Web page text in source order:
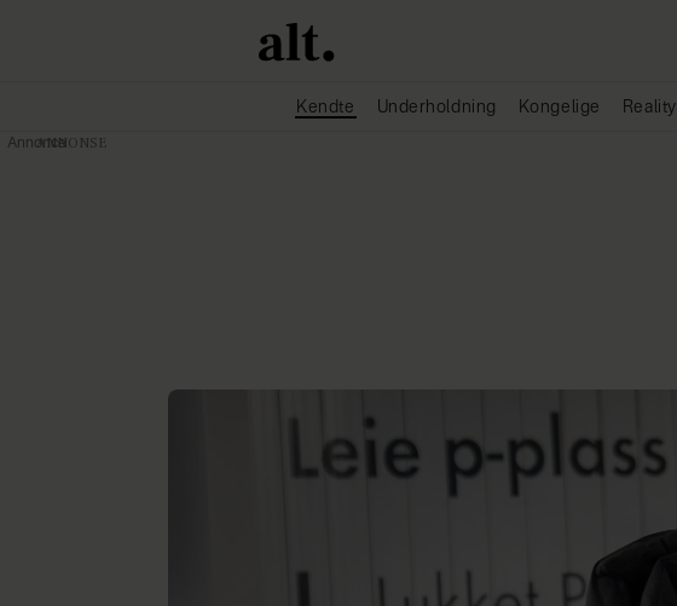
Kendte Underholdning Kongelige Reality
Annonce